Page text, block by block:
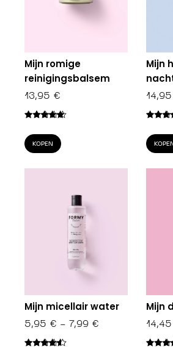
Mijn romige
reinigingsbalsem
13,95 €
4.75uit 5
KOPEN
Mijn
14,95
4.07uit
KOPEN
Mijn micellair water
5,95 € - 7,99 € PRIJSKLASSE:
Mijn
14,45